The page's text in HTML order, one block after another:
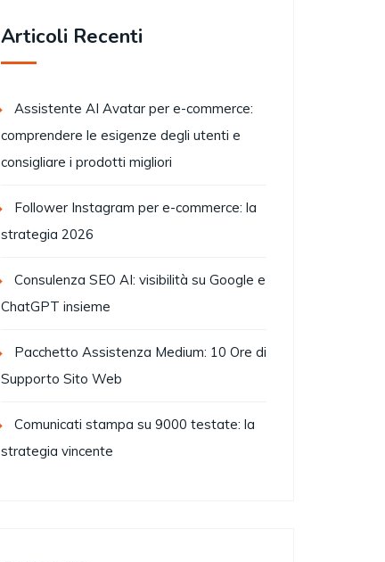
Articoli Recenti
Assistente AI Avatar per e-commerce:
comprendere le esigenze degli utenti e
consigliare i prodotti migliori
Follower Instagram per e-commerce: la
strategia 2026
Consulenza SEO AI: visibilità su Google e
ChatGPT insieme
Pacchetto Assistenza Medium: 10 Ore di
Supporto Sito Web
Comunicati stampa su 9000 testate: la
strategia vincente